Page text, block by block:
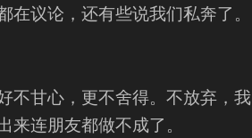
议论，还有些说我们私奔了。
不甘心，更不舍得。不放弃，我
连朋友都做不成了。